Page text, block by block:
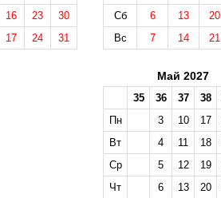
16 23
30
17 24 31
Сб
6 13 20
Вс
7 14 21
Май 2027
35 36 37 38
Пн
3 10 17
Вт
4 11 18
Ср
5 12 19
Чт
6 13 20